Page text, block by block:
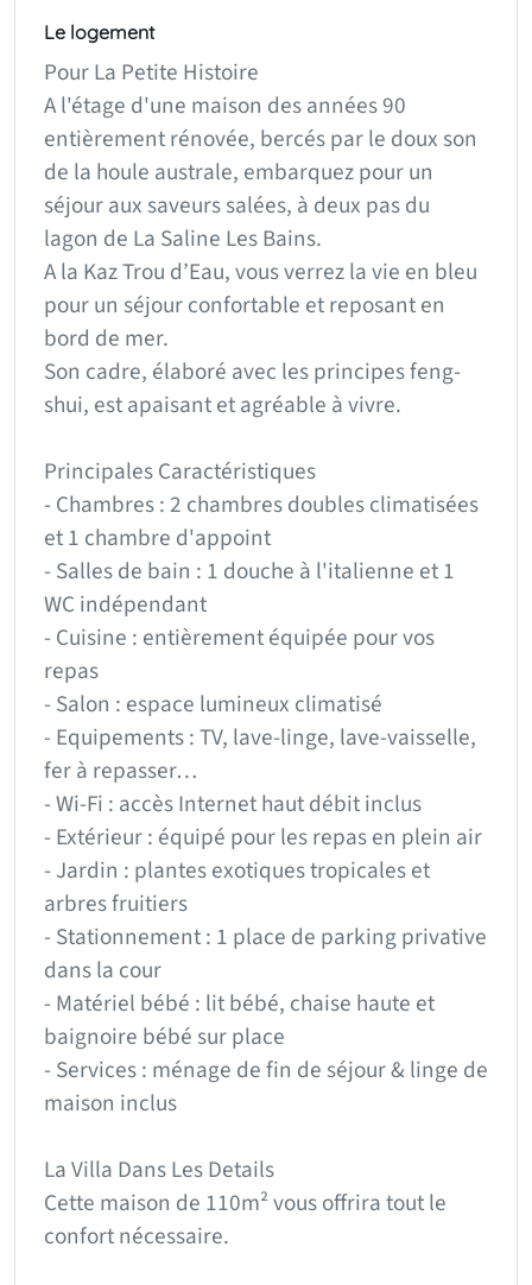
Le logement
Pour La Petite Histoire
A l'étage d'une maison des années 90
entièrement rénovée, bercés par le doux son
de la houle australe, embarquez pour un
séjour aux saveurs salées, à deux pas du
lagon de La Saline Les Bains.
A la Kaz Trou d’Eau, vous verrez la vie en bleu
pour un séjour confortable et reposant en
bord de mer.
Son cadre, élaboré avec les principes feng-
shui, est apaisant et agréable à vivre.
Principales Caractéristiques
- Chambres : 2 chambres doubles climatisées
et 1 chambre d'appoint
- Salles de bain : 1 douche à l'italienne et 1
WC indépendant
- Cuisine : entièrement équipée pour vos
repas
- Salon : espace lumineux climatisé
- Equipements : TV, lave-linge, lave-vaisselle,
fer à repasser…
- Wi-Fi : accès Internet haut débit inclus
- Extérieur : équipé pour les repas en plein air
- Jardin : plantes exotiques tropicales et
arbres fruitiers
- Stationnement : 1 place de parking privative
dans la cour
- Matériel bébé : lit bébé, chaise haute et
baignoire bébé sur place
- Services : ménage de fin de séjour & linge de
maison inclus
La Villa Dans Les Details
Cette maison de 110m² vous offrira tout le
confort nécessaire.